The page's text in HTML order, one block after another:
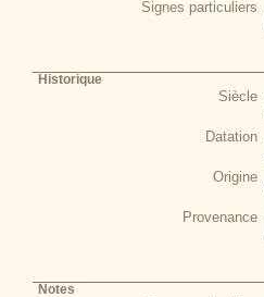
Signes particuliers
Historique
Siècle
Datation
Origine
Provenance
Notes